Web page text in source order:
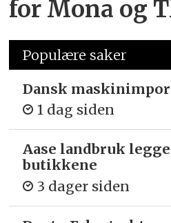
for Mona og
Populære saker
Dansk
1 dag siden
Aase landbruk
butikkene
3 dager siden